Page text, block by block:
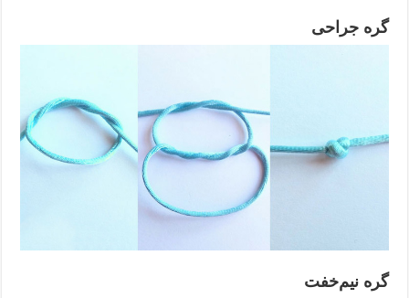
گره جراحی
گره نیم‌خفت